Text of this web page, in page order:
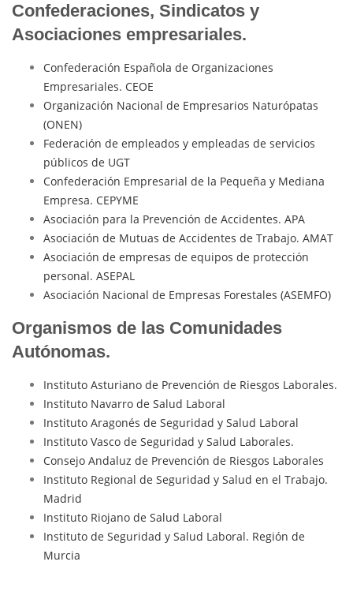
Confederaciones, Sindicatos y
Asociaciones empresariales.
Confederación Española de Organizaciones
Empresariales. CEOE
Organización Nacional de Empresarios Naturópatas
(ONEN)
Federación de empleados y empleadas de servicios
públicos de UGT
Confederación Empresarial de la Pequeña y Mediana
Empresa. CEPYME
Asociación para la Prevención de Accidentes. APA
Asociación de Mutuas de Accidentes de Trabajo. AMAT
Asociación de empresas de equipos de protección
personal. ASEPAL
Asociación Nacional de Empresas Forestales (ASEMFO)
Organismos de las Comunidades
Autónomas.
Instituto Asturiano de Prevención de Riesgos Laborales.
Instituto Navarro de Salud Laboral
Instituto Aragonés de Seguridad y Salud Laboral
Instituto Vasco de Seguridad y Salud Laborales.
Consejo Andaluz de Prevención de Riesgos Laborales
Instituto Regional de Seguridad y Salud en el Trabajo.
Madrid
Instituto Riojano de Salud Laboral
Instituto de Seguridad y Salud Laboral. Región de
Murcia